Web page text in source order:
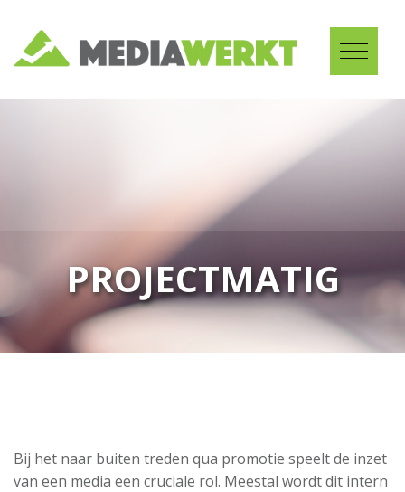
PROJECTMATIG
Bij het naar buiten treden qua promotie speelt de inzet
van een media een cruciale rol. Meestal wordt dit intern